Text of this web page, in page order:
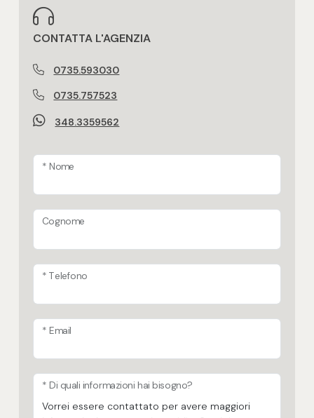
CONTATTA L'AGENZIA
0735.593030
0735.757523
348.3359562
* Nome
Cognome
* Telefono
* Email
* Di quali informazioni hai bisogno?